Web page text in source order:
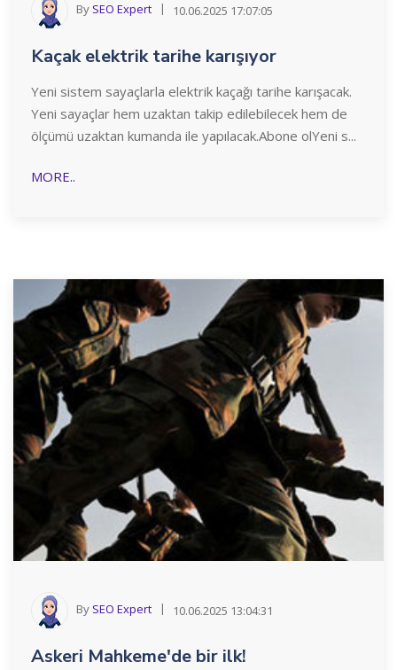
By SEO Expert 10.06.2025 17:07:05
Kaçak elektrik tarihe karışıyor
Yeni sistem sayaçlarla elektrik kaçağı tarihe karışacak.
Yeni sayaçlar hem uzaktan takip edilebilecek hem de
ölçümü uzaktan kumanda ile yapılacak.Abone olYeni s...
MORE..
By SEO Expert 10.06.2025 13:04:31
Askeri Mahkeme'de bir ilk!